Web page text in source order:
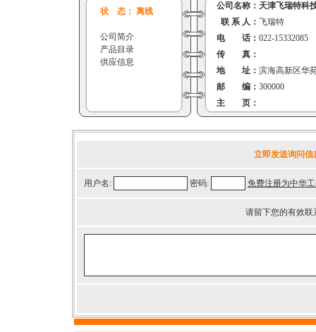
状 态： 离线
公司简介
产品目录
供应信息
公司名称： 天津飞瑞特科
联 系 人： 飞瑞特
电 话： 022-15332085
传 真：
地 址： 滨海高新区华
邮 编： 300000
主 页：
立即发送询问信
用户名: 密码: 免费注册为中华
请留下您的有效